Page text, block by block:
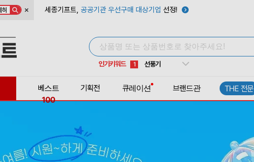
× 세종기프트, 공공기관 우선구매 대상기업 선정!
인기키워드
7 텀블러
10 타포린가방
1 선풍기
베스트
100
기획전 큐레이션 브랜드관 THE 전문